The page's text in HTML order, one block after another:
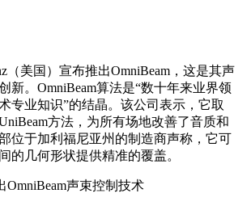
（美国）宣布推出OmniBeam，这是其声
新。OmniBeam算法是“数十年来业界领
专业知识”的结晶。该公司表示，它取
方法，为所有场地改善了音质和
位于加利福尼亚州的制造商声称，它可
的几何形状提供精准的覆盖。